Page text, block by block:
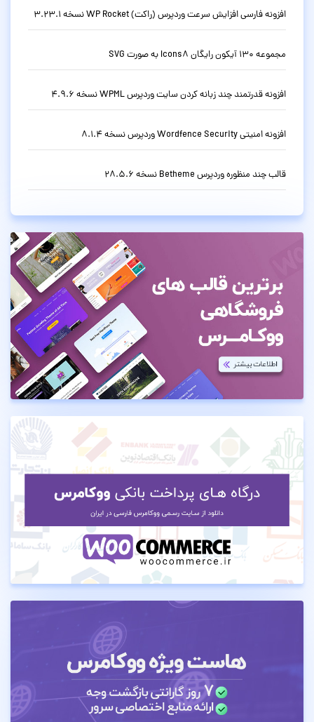
افزونه فارسی افزایش سرعت وردپرس (راکت) WP Rocket نسخه 3.23.1
مجموعه 130 آیکون رایگان Icons8 به صورت SVG
افزونه قدرتمند چند زبانه کردن سایت وردپرس WPML نسخه 4.9.6
افزونه امنیتی Wordfence Security وردپرس نسخه 8.1.4
قالب چند منظوره وردپرس Betheme نسخه 28.5.6